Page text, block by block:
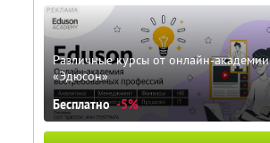
Различные курсы от онлайн-академии
«Эдюсон»
Бесплатно -5%